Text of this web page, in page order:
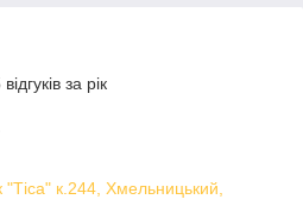
за рік
"Тіса" к.244, Хмельницький,